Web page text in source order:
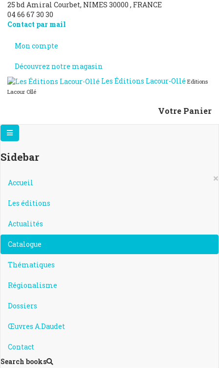
25 bd Amiral Courbet, NIMES 30000 , FRANCE
04 66 67 30 30
Contact par mail
Mon compte
Découvrez notre magasin
Les Éditions Lacour-Ollé Editions
Lacour Ollé
Votre Panier
Sidebar
×
Accueil
Les éditions
Actualités
Catalogue
Thématiques
Régionalisme
Dossiers
Œuvres A.Daudet
Contact
Search books